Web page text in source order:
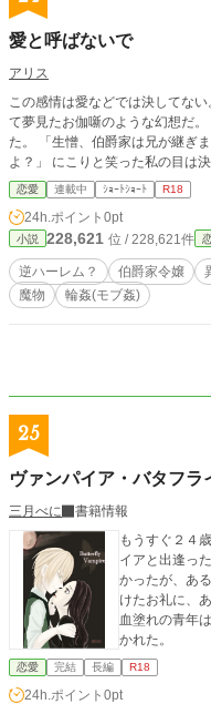
愛と呼ばないで
アリス
この感情は愛などでは決してな
て夢見たお伽噺のような幻想だ
た。 「生憎、伯爵家は兄が継ぎますので私と婚姻してもメリットはないです
よ？」 にこりと笑った私の目は
恋愛 連載中 ｼｮｰﾄｼｮｰﾄ R18
24h.ポイント 0pt
小説 228,621 位 / 228,621件
逆ハーレム？ 伯爵家令嬢
魔物
輪姦(モブ姦)
25
ヴァンパイア・バタフラ
三月べに
書籍情報
もうすぐ２４
イアと出逢っ
かったが、ある
けたお礼に、あな
血塗れの青年
かれた。
恋愛 完結 長編 R18
24h.ポイント 0pt